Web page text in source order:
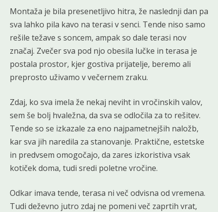
Montaža je bila presenetljivo hitra, že naslednji dan pa
sva lahko pila kavo na terasi v senci. Tende niso samo
rešile težave s soncem, ampak so dale terasi nov
značaj. Zvečer sva pod njo obesila lučke in terasa je
postala prostor, kjer gostiva prijatelje, beremo ali
preprosto uživamo v večernem zraku.
Zdaj, ko sva imela že nekaj neviht in vročinskih valov,
sem še bolj hvaležna, da sva se odločila za to rešitev.
Tende so se izkazale za eno najpametnejših naložb,
kar sva jih naredila za stanovanje. Praktične, estetske
in predvsem omogočajo, da zares izkoristiva vsak
kotiček doma, tudi sredi poletne vročine.
Odkar imava tende, terasa ni več odvisna od vremena.
Tudi deževno jutro zdaj ne pomeni več zaprtih vrat,